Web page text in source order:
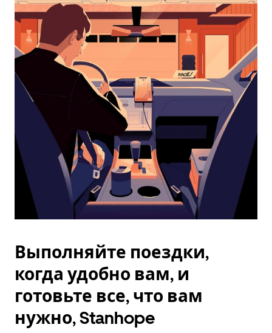
выбрать
дату.
Чтобы
закрыть
календарь,
нажмите
Esc.
Выполняйте поездки,
когда удобно вам, и
готовьте все, что вам
нужно, Stanhope